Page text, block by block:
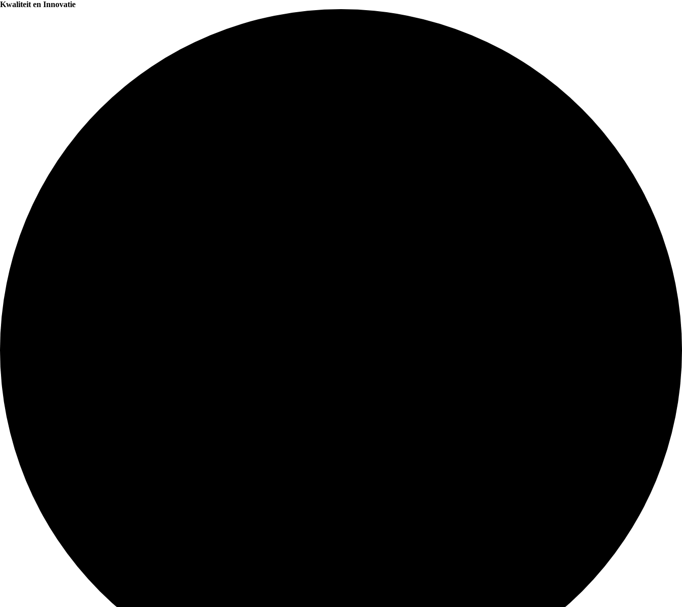
Kwaliteit en Innovatie